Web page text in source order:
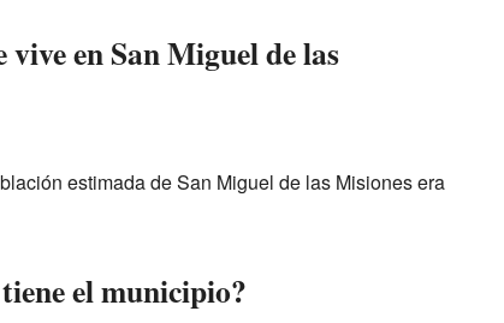
vive en San Miguel de las
estimada de San Miguel de las Misiones era
el municipio?